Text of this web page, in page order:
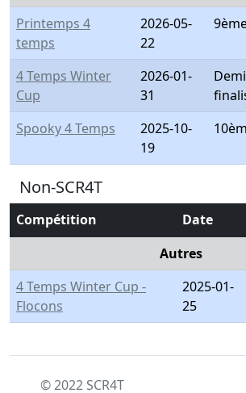
Printemps 4
temps
2026-05-
22
4 Temps Winter
Cup
2026-01-
31
Spooky 4 Temps
2025-10-
19
Non-SCR4T
Compétition Date
Autres
4 Temps Winter Cup -
Flocons
2025-01-
25
© 2022 SCR4T